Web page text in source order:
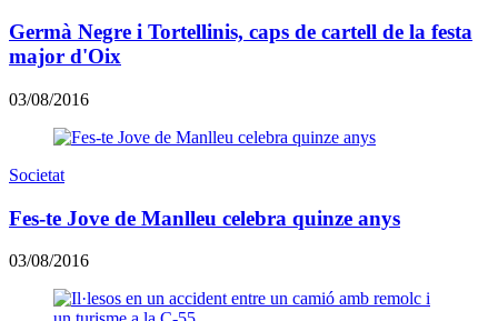
Germà Negre i Tortellinis, caps de cartell de la festa
major d'Oix
03/08/2016
Societat
Fes-te Jove de Manlleu celebra quinze anys
03/08/2016